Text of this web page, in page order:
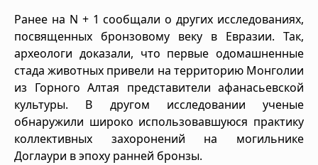
Ранее на N + 1 сообщали о других исследованиях,
посвященных бронзовому веку в Евразии. Так,
археологи доказали, что первые одомашненные
стада животных привели на территорию Монголии
из Горного Алтая представители афанасьевской
культуры. В другом исследовании ученые
обнаружили широко использовавшуюся практику
коллективных захоронений на могильнике
Доглаури в эпоху ранней бронзы.